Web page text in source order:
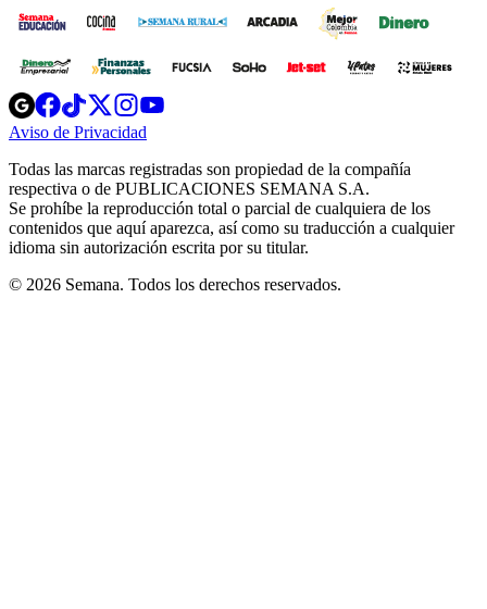
Opens
in
new
Opens
in
new
Opens
in
new
window
Opens
new
windowwindow
Aviso de Privacidad
new
window
Todas las marcas registradas son propiedad de la compañía
respectiva o de PUBLICACIONES SEMANA S.A.
Se prohíbe la reproducción total o parcial de cualquiera de los
contenidos que aquí aparezca, así como su traducción a cualquier
idioma sin autorización escrita por su titular.
© 2026 Semana. Todos los derechos reservados.